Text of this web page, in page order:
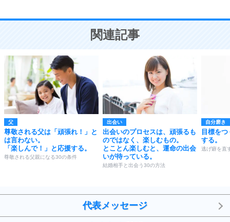
ことが大切。
関連記事
父
尊敬される父は「頑張れ！」と
は言わない。
「楽しんで！」と応援する。
尊敬される父親になる30の条件
出会い
出会いのプロセスは、頑張るも
のではなく、楽しむもの。
とことん楽しむと、運命の出会
いが待っている。
結婚相手と出会う30の方法
自分磨き
目標を
する。
逃げ癖を直
代表メッセージ